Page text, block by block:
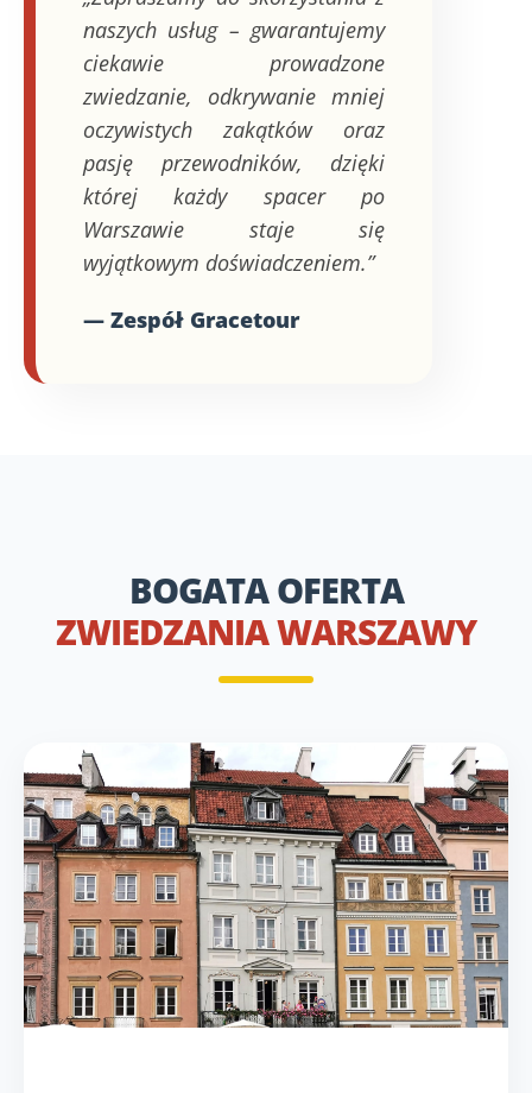
naszych usług – gwarantujemy
ciekawie prowadzone
zwiedzanie, odkrywanie mniej
oczywistych zakątków oraz
pasję przewodników, dzięki
której każdy spacer po
Warszawie staje się
wyjątkowym doświadczeniem.”
— Zespół Gracetour
BOGATA OFERTA
ZWIEDZANIA WARSZAWY